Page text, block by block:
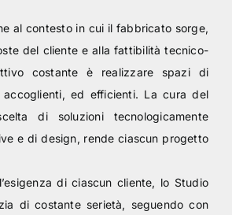
al contesto in cui il fabbricato sorge,
del cliente e alla fattibilità tecnico-
costante è realizzare spazi di
accoglienti, ed efficienti. La cura del
di soluzioni tecnologicamente
e di design, rende ciascun progetto
di ciascun cliente, lo Studio
di costante serietà, seguendo con